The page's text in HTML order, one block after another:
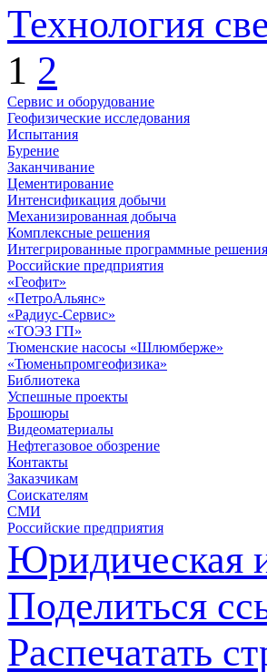
Технология
1 2
Сервис и оборудование
Геофизические исследования
Испытания
Бурение
Заканчивание
Цементирование
Интенсификация добычи
Механизированная добыча
Комплексные решения
Интегрированные программные решения
Российские предприятия
«Геофит»
«ПетроАльянс»
«Радиус-Сервис»
«ТОЭЗ ГП»
Тюменские насосы «Шлюмберже»
«Тюменьпромгеофизика»
Библиотека
Успешные проекты
Брошюры
Видеоматериалы
Нефтегазовое обозрение
Контакты
Заказчикам
Соискателям
СМИ
Российские предприятия
Юридическая
Поделиться
Распечатать